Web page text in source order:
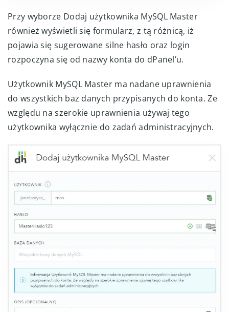
Przy wyborze Dodaj użytkownika MySQL Master
również wyświetli się formularz, z tą różnicą, iż
pojawia się sugerowane silne hasło oraz login
rozpoczyna się od nazwy konta do dPanel’u.
Użytkownik MySQL Master ma nadane uprawnienia
do wszystkich baz danych przypisanych do konta. Ze
względu na szerokie uprawnienia używaj tego
użytkownika wyłącznie do zadań administracyjnych.